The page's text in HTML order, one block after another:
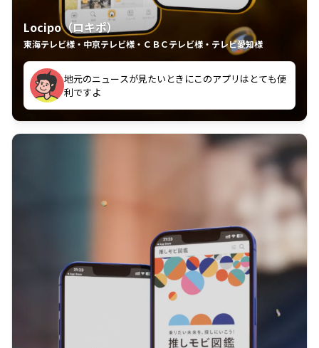
Locipo（ロキポ）
東海テレビ様・中京テレビ様・ＣＢＣテレビ様・テレビ愛知様
中京テレビのおもしろ番組が視聴可能地域外からも見
れるの嬉しいポイント
いつも利用させていただいております！